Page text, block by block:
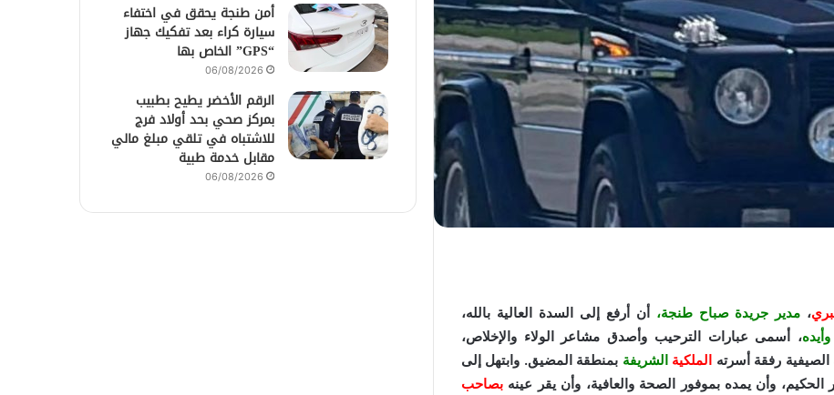
، مدير جريدة صباح طنجة، أن أرفع إلى السدة العالية بالله،
، أسمى عبارات الترحيب وأصدق مشاعر الولاء والإخلاص،
رفقة أسرته الملكية الشريفة بمنطقة المضيق. وابتهل إلى
وأن يمده بموفور الصحة والعافية، وأن يقر عينه بصاحب
أمن طنجة يحقق في اختفاء
سيارة كراء بعد تفكيك جهاز
“GPS” الخاص بها
06/08/2026
الرقم الأخضر يطيح بطبيب
بمركز صحي بحد أولاد فرج
للاشتباه في تلقي مبلغ مالي
مقابل خدمة طبية
06/08/2026